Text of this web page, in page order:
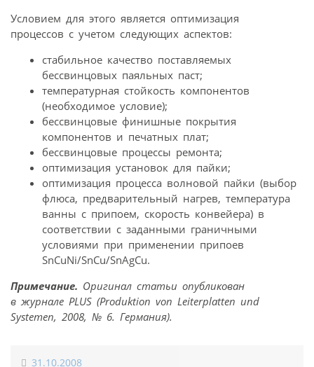
Условием для этого является оптимизация
процессов с учетом следующих аспектов:
стабильное качество поставляемых
бессвинцовых паяльных паст;
температурная стойкость компонентов
(необходимое условие);
бессвинцовые финишные покрытия
компонентов и печатных плат;
бессвинцовые процессы ремонта;
оптимизация установок для пайки;
оптимизация процесса волновой пайки (выбор
флюса, предварительный нагрев, температура
ванны с припоем, скорость конвейера) в
соответствии с заданными граничными
условиями при применении припоев
SnCuNi/SnCu/SnAgCu.
Примечание. Оригинал статьи опубликован
в журнале PLUS (Produktion von Leiterplatten und
Systemen, 2008, № 6. Германия).
31.10.2008